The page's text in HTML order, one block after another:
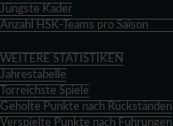
Jüngste Kader
Anzahl HSK-Teams pro Saison
WEITERE STATISTIKEN
Jahrestabelle
Torreichste Spiele
Geholte Punkte nach Rückständen
Verspielte Punkte nach Führungen